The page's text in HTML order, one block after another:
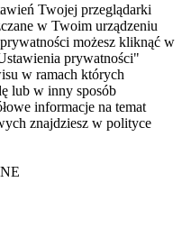
Twojej przeglądarki
w Twoim urządzeniu
możesz kliknąć w
prywatności"
w ramach których
lub w inny sposób
informacje na temat
znajdziesz w polityce